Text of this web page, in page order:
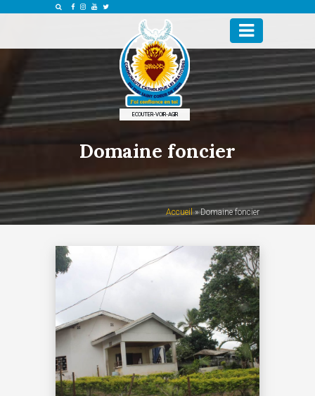
ECOUTER-VOIR-AGIR
Domaine foncier
Accueil»Domaine foncier